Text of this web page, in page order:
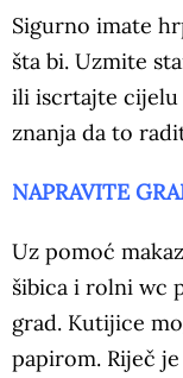
Sigurno imate
šta bi. Uzmite
ili iscrtajte cijelu
znanja da to
NAPRAVITE
Uz pomoć
šibica i rolni wc
grad. Kutijice
papirom. Riječ